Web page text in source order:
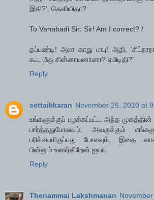
இதி?'. தெளியிதா?
To Vanabadi Sir: Sir! Am I correct? /
தப்பண்டி! அலா காது பாபு! அதி,
கூட மீகு சின்னாயனானா? ஏமிடிதி?”
Reply
settaikkaran November 26, 2010 at
உங்களுக்குப் பழக்கப்பட்ட அந்த முகத்தின்
பார்த்ததுபோலவும், அவருக்கும்
பரிச்சயமிருப்பது போலவும், இதை
பின்னும் உணர்கிறேன் ஐயா.
Reply
Thenammai Lakshmanan